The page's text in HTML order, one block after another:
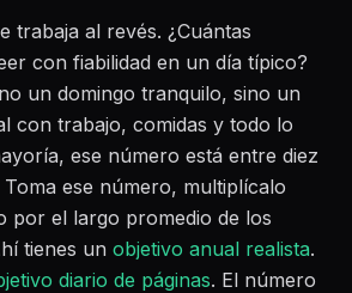
trabaja al revés. ¿Cuántas
con fiabilidad en un día típico?
un domingo tranquilo, sino un
con trabajo, comidas y todo lo
ese número está entre diez
ese número, multiplícalo
por el largo promedio de los
tienes un objetivo anual realista.
diario de páginas. El número